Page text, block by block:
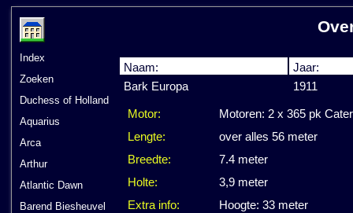
Index
Zoeken
Duchess of Holland
Aquarius
Arca
Arthur
Atlantic Dawn
Barend Biesheuvel
Naam:
Jaar:
Bark Europa
1911
Motor:
Motoren: 2 x 365 pk
Lengte:
over alles 56 meter
Breedte:
7.4 meter
Holte:
3,9 meter
Extra info:
Hoogte: 33 meter